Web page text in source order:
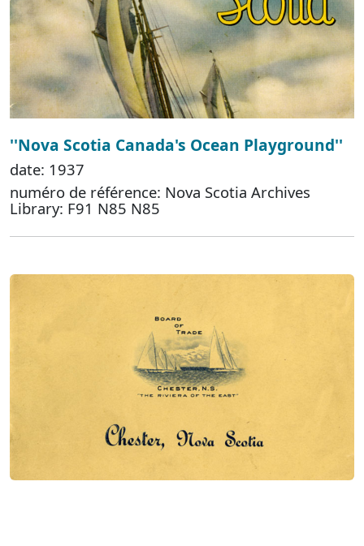
''Nova Scotia Canada's Ocean Playground''
date: 1937
numéro de référence: Nova Scotia Archives
Library: F91 N85 N85